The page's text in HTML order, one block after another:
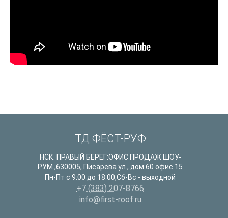
ТД ФЁСТ-РУФ
НСК. ПРАВЫЙ БЕРЕГ:ОФИС ПРОДАЖ ШОУ-
РУМ.,630005, Писарева ул., дом 60 офис 15
Пн-Пт с 9:00 до 18:00,Сб-Вс - выходной
+7 (383) 207-8766
info@first-roof.ru